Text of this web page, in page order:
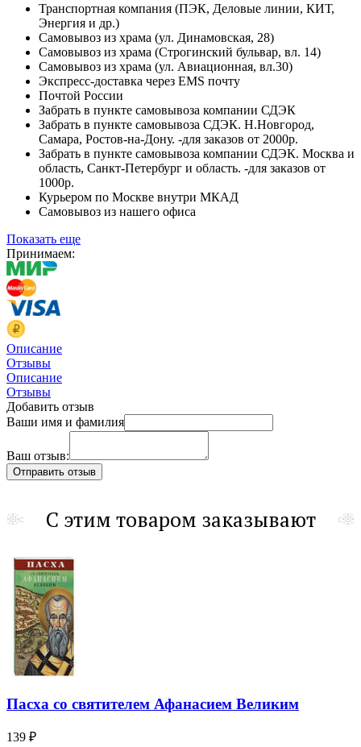
Транспортная компания (ПЭК, Деловые линии, КИТ,
Энергия и др.)
Самовывоз из храма (ул. Динамовская, 28)
Самовывоз из храма (Строгинский бульвар, вл. 14)
Самовывоз из храма (ул. Авиационная, вл.30)
Экспресс-доставка через EMS почту
Почтой России
Забрать в пункте самовывоза компании СДЭК
Забрать в пункте самовывоза СДЭК. Н.Новгород,
Самара, Ростов-на-Дону. -для заказов от 2000р.
Забрать в пункте самовывоза компании СДЭК. Москва и
область, Санкт-Петербург и область. -для заказов от
1000р.
Курьером по Москве внутри МКАД
Самовывоз из нашего офиса
Показать еще
Принимаем:
Описание
Отзывы
Описание
Отзывы
Добавить отзыв
Ваши имя и фамилия
Ваш отзыв:
С этим товаром заказывают
Пасха со святителем Афанасием Великим
139 ₽